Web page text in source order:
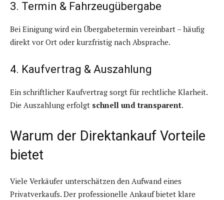
3. Termin & Fahrzeugübergabe
Bei Einigung wird ein Übergabetermin vereinbart – häufig
direkt vor Ort oder kurzfristig nach Absprache.
4. Kaufvertrag & Auszahlung
Ein schriftlicher Kaufvertrag sorgt für rechtliche Klarheit.
Die Auszahlung erfolgt schnell und transparent.
Warum der Direktankauf Vorteile
bietet
Viele Verkäufer unterschätzen den Aufwand eines
Privatverkaufs. Der professionelle Ankauf bietet klare